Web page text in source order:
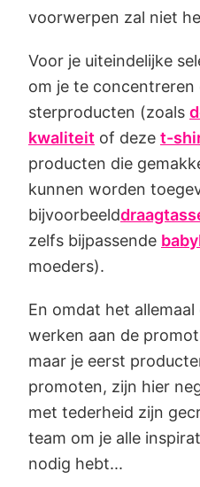
voorwerpen zal niet
Voor je uiteindelijke
om je te concentreren
sterproducten (zoals
kwaliteit of deze t-
producten die
kunnen worden
bijvoorbeeld
zelfs bijpassende
moeders).
En omdat het
werken aan de
maar je eerst
promoten, zijn hier
met tederheid zijn
team om je alle
nodig hebt...